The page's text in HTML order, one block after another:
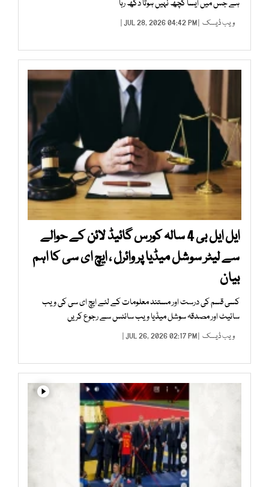
ہے جس میں ایسا کچھ نہیں ہوتا دکھ رہا
ویب ڈیسک | JUL 28, 2026 04:42 PM |
ایل ایل بی 4 سالہ کورس گائیڈ لائن کے حوالے
سے لیٹر سوشل میڈیا پر وائرل ، ایچ ای سی کا اہم
بیان
کسی قسم کی درست اور مستند معلومات کے لئے ایچ ای سی کی ویب
سائیٹ اور مصدقہ سوشل میڈیا ویب سائٹس سے رجوع کریں
ویب ڈیسک | JUL 26, 2026 02:17 PM |